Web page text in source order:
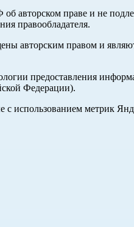
об авторском праве и не
правообладателя.
авторским правом и
предоставления
Федерации).
с использованием метрик